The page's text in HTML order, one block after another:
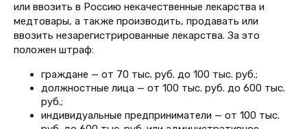
или ввозить в Россию некачественные лекарства и
медтовары, а также производить, продавать или
ввозить незарегистрированные лекарства. За это
положен штраф:
граждане — от 70 тыс. руб. до 100 тыс. руб.;
должностные лица — от 100 тыс. руб. до 600 тыс.
руб.;
индивидуальные предприниматели — от 100 тыс.